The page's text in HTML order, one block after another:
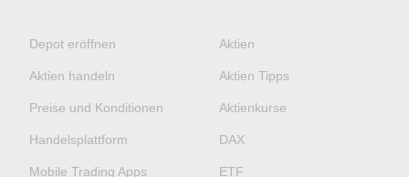
Depot eröffnen
Aktien handeln
Preise und Konditionen
Handelsplattform
Mobile Trading Apps
Aktien
Aktien Tipps
Aktienkurse
DAX
ETF